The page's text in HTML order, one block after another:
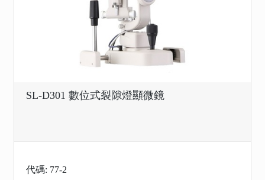
SL-D301 數位式裂隙燈顯微鏡
代碼: 77-2